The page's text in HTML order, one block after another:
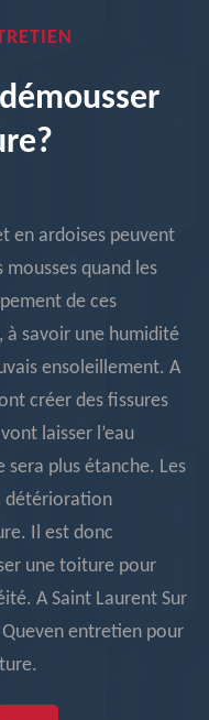
en ardoises peuvent
quand les
de ces
à savoir une humidité
ensoleillement. A
créer des fissures
laisser l’eau
sera plus étanche. Les
détérioration
Il est donc
une toiture pour
A Saint Laurent Sur
entretien pour